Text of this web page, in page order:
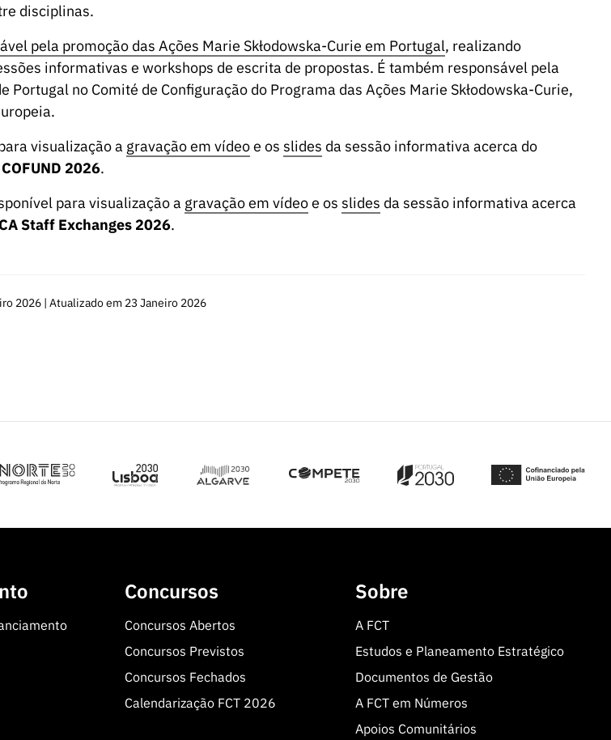
disciplinas.
pela promoção das Ações Marie Skłodowska-Curie em Portugal, realizando
informativas e workshops de escrita de propostas. É também responsável pela
Portugal no Comité de Configuração do Programa das Ações Marie Skłodowska-Curie,
visualização a gravação em vídeoe os slides da sessão informativa acerca do
2026.
para visualização a gravação em vídeoe os slides da sessão informativa acerca
Staff Exchanges 2026.
2026 | Atualizado em 23 Janeiro 2026
Concursos
Concursos Abertos
Concursos Previstos
Concursos Fechados
Calendarização FCT 2026
Sobre
A FCT
Estudos e Planeamento Estratégico
Documentos de Gestão
A FCT em Números
Apoios Comunitários